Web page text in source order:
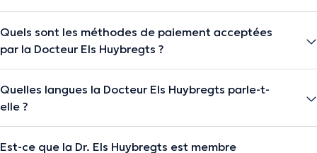
Quels sont les méthodes de paiement acceptées
par la Docteur Els Huybregts ?
Quelles langues la Docteur Els Huybregts parle-t-
elle ?
Est-ce que la Dr. Els Huybregts est membre